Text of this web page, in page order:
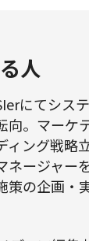
人
にてシス
向。マーケ
ィング戦略
ネージャー
策の企画・